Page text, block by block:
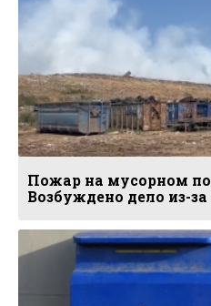
Пожар на мусорном
Возбуждено дело из-